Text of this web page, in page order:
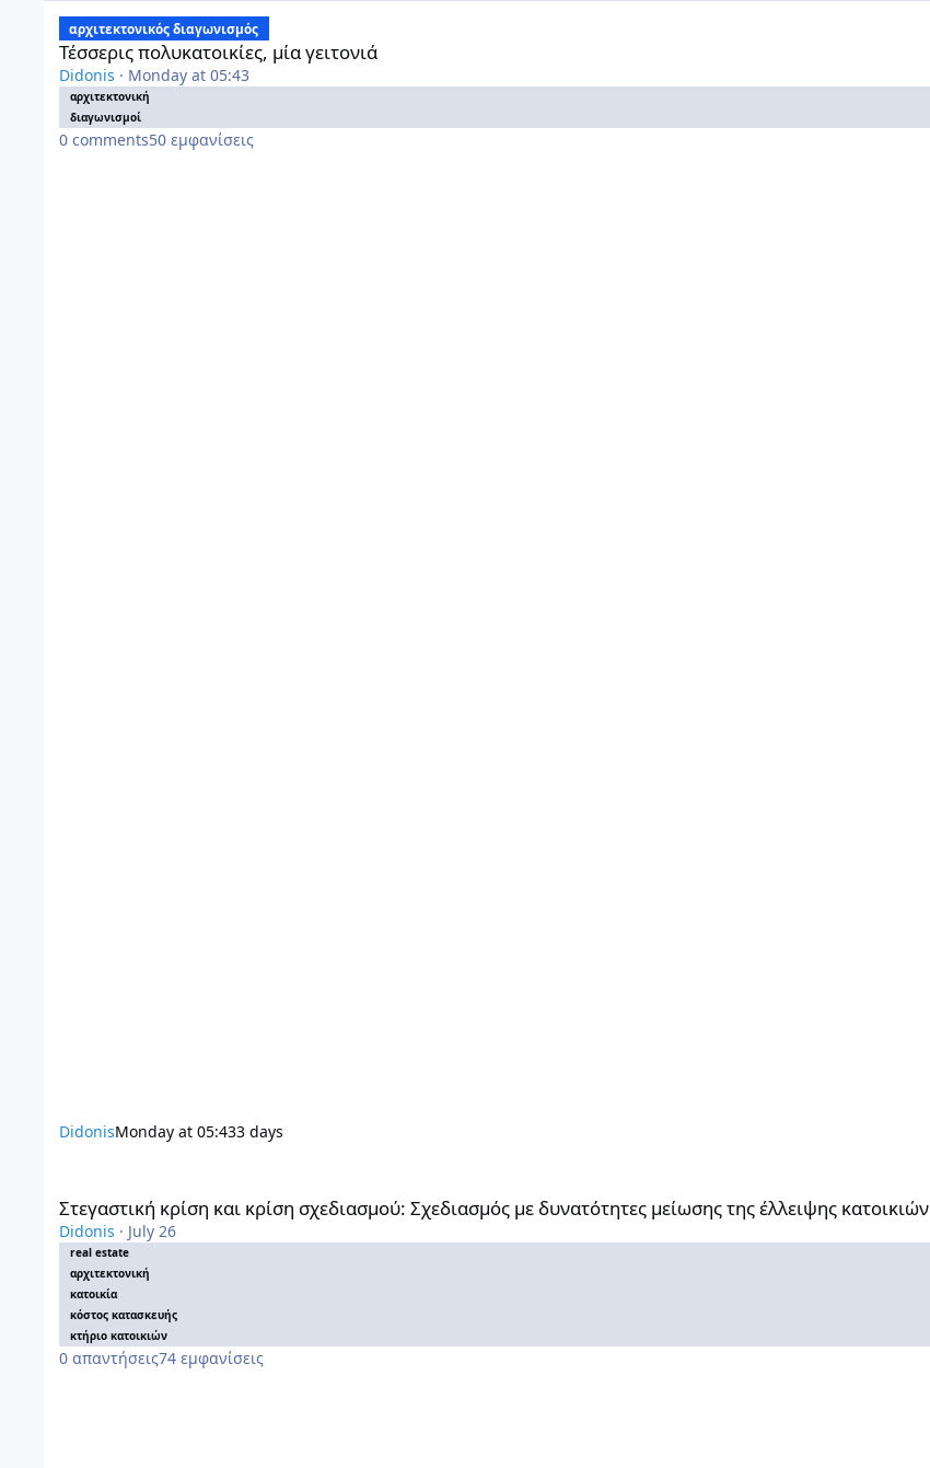
Τέσσερις πολυκατοικίες, μία γειτονιά
αρχιτεκτονικός διαγωνισμός
Τέσσερις πολυκατοικίες, μία γειτονιά
Didonis · Monday at 05:43
αρχιτεκτονική
διαγωνισμοί
0 comments50 εμφανίσεις
DidonisMonday at 05:433 days
Στεγαστική κρίση και κρίση σχεδιασμού: Σχεδιασμός με δυνατότητες μείωσης της έλλειψης κατοικιών
Didonis · July 26
real estate
αρχιτεκτονική
κατοικία
κόστος κατασκευής
κτήριο κατοικιών
0 απαντήσεις74 εμφανίσεις